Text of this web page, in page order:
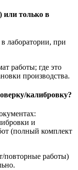
или только в
лаборатории, при
работы; где это
производства.
калибровку?
и
(полный комплект
повторные работы)